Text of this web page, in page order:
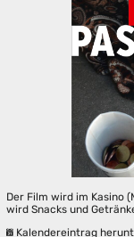
Der Film wird im Kasino
wird Snacks und
Kalendereintrag